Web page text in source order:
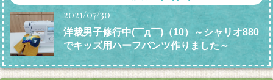
2021/07/30
洋裁男子修行中(￣д￣)（10）～シャリオ880
でキッズ用ハーフパンツ作りました～